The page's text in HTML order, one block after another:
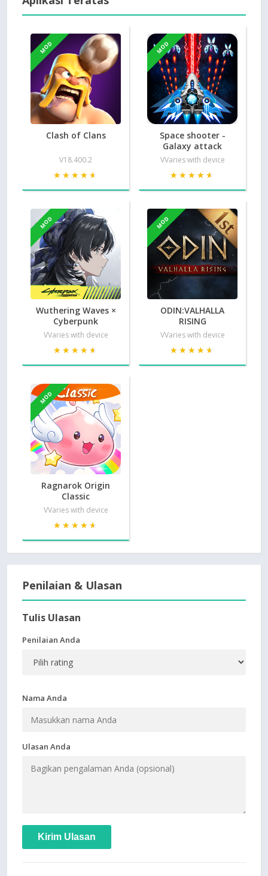
MOD
Clash of Clans
V18.400.2
★★★★★
★★★★★
MOD
Space shooter -
Galaxy attack
VVaries with device
★★★★★
★★★★★
MOD
Wuthering Waves ×
Cyberpunk
VVaries with device
★★★★★
★★★★★
MOD
ODIN:VALHALLA
RISING
VVaries with device
★★★★★
★★★★★
MOD
Ragnarok Origin
Classic
VVaries with device
★★★★★
★★★★★
Penilaian & Ulasan
Tulis Ulasan
Penilaian Anda
Nama Anda
Ulasan Anda
Kirim Ulasan